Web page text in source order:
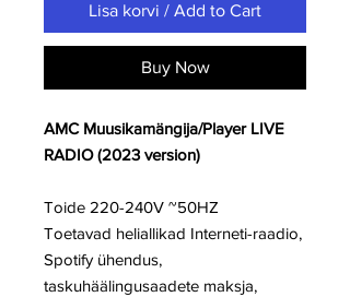
Lisa korvi / Add to Cart
Buy Now
AMC Muusikamängija/Player LIVE
RADIO (2023 version)
Toide 220-240V ~50HZ
Toetavad heliallikad Interneti-raadio,
Spotify ühendus,
taskuhäälingusaadete maksja,